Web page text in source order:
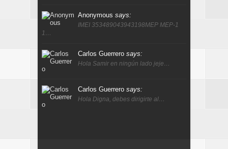
Anonymous says:
IMEI 353489043943198MEP MEP-1
1…
Carlos Guerrero says:
Hola Samir en ningún lado jeje…
Carlos Guerrero says:
Hola Digna, debes dirigirte al…